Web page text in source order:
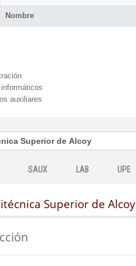
Nombre
auxiliares
SAUX LAB UPE
Superior de Alcoy